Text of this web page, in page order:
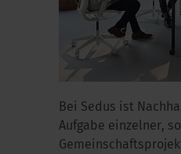
Bei Sedus ist
Aufgabe einzelner,